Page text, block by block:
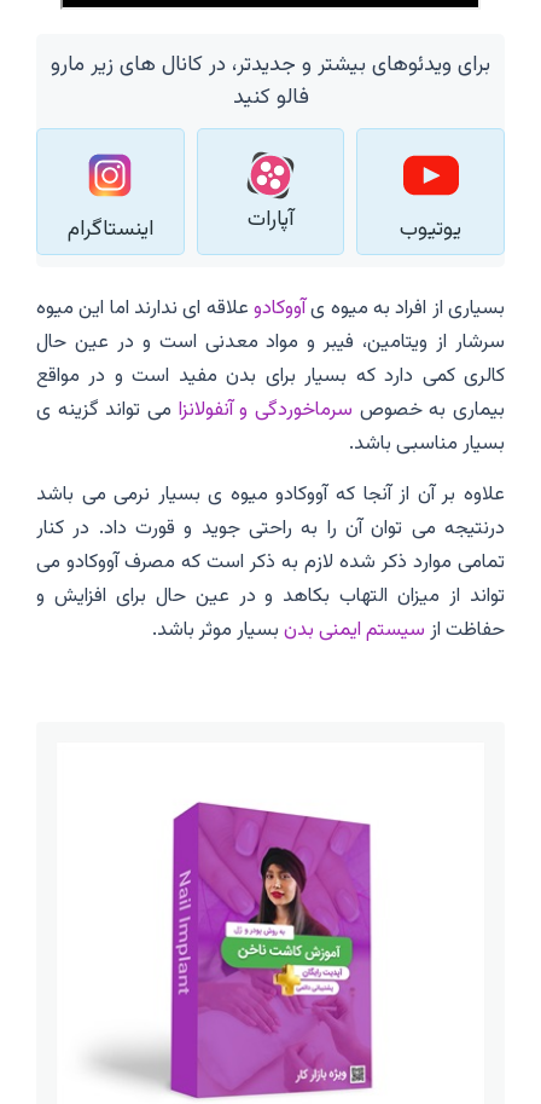
برای ویدئوهای بیشتر و جدیدتر، در کانال های زیر مارو
فالو کنید
یوتیوب آپارات اینستاگرام
بسیاری از افراد به میوه یآووکادوعلاقه ای ندارند اما این میوه
سرشار از ویتامین، فیبر و مواد معدنی است و در عین حال
کالری کمی دارد که بسیار برای بدن مفید است و در مواقع
بیماری به خصوص سرماخوردگی و آنفولانزا می تواند گزینه ی
بسیار مناسبی باشد.
علاوه بر آن از آنجا که آووکادو میوه ی بسیار نرمی می باشد
درنتیجه می توان آن را به راحتی جوید و قورت داد. در کنار
تمامی موارد ذکر شده لازم به ذکر است که مصرف آووکادو می
تواند از میزان التهاب بکاهد و در عین حال برای افزایش و
حفاظت ازسیستم ایمنی بدنبسیار موثر باشد.